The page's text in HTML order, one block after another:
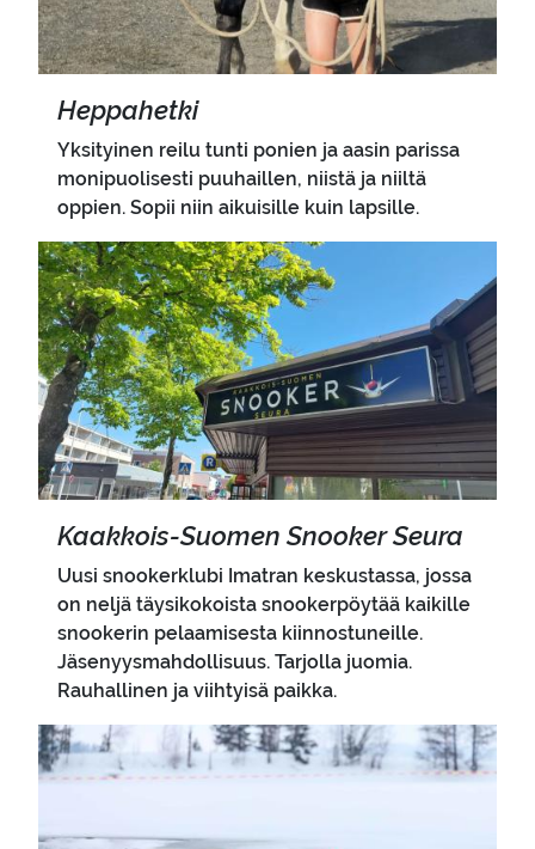
Hep­pa­het­ki
Yksityinen reilu tunti ponien ja aasin parissa
monipuolisesti puuhaillen, niistä ja niiltä
oppien. Sopii niin aikuisille kuin lapsille.
Pääkuva
Kaakkois-​Suomen Snoo­ker Seura
Uusi snookerklubi Imatran keskustassa, jossa
on neljä täysikokoista snookerpöytää kaikille
snookerin pelaamisesta kiinnostuneille.
Jäsenyysmahdollisuus. Tarjolla juomia.
Rauhallinen ja viihtyisä paikka.
Pääkuva